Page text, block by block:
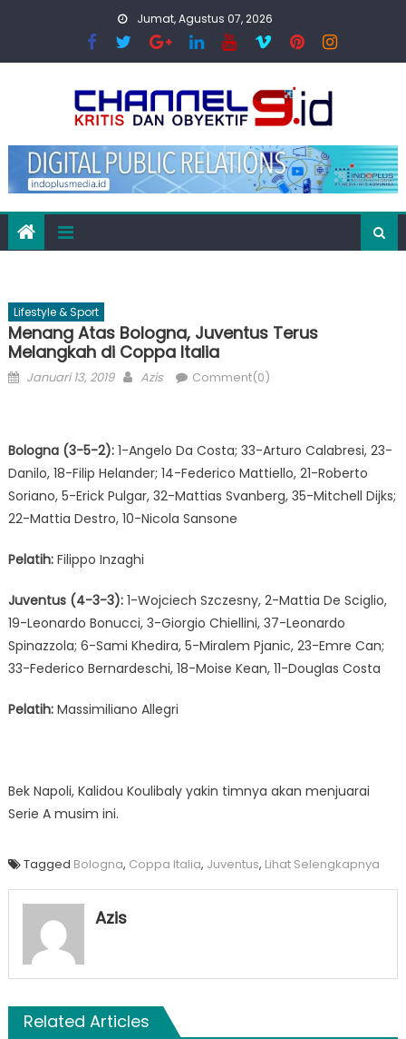
Jumat, Agustus 07, 2026
Lifestyle & Sport
Menang Atas Bologna, Juventus Terus
Melangkah di Coppa Italia
Posted
Januari 13, 2019 Author
Azis Comment(0)
Bologna (3-5-2):1-Angelo Da Costa; 33-Arturo Calabresi, 23-
Danilo, 18-Filip Helander; 14-Federico Mattiello, 21-Roberto
Soriano, 5-Erick Pulgar, 32-Mattias Svanberg, 35-Mitchell Dijks;
22-Mattia Destro, 10-Nicola Sansone
Pelatih:Filippo Inzaghi
Juventus (4-3-3):1-Wojciech Szczesny, 2-Mattia De Sciglio,
19-Leonardo Bonucci, 3-Giorgio Chiellini, 37-Leonardo
Spinazzola; 6-Sami Khedira, 5-Miralem Pjanic, 23-Emre Can;
33-Federico Bernardeschi, 18-Moise Kean, 11-Douglas Costa
Pelatih:Massimiliano Allegri
Bek Napoli, Kalidou Koulibaly yakin timnya akan menjuarai
Serie A musim ini.
Tagged Bologna, Coppa Italia, Juventus, Lihat Selengkapnya
Azis
Related Articles